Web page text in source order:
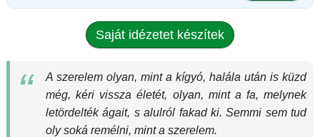
Saját idézetet készítek
A szerelem olyan, mint a kígyó, halála után is küzd
még, kéri vissza életét, olyan, mint a fa, melynek
letördelték ágait, s alulról fakad ki. Semmi sem tud
oly soká remélni, mint a szerelem.